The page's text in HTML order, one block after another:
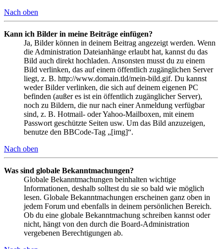
Nach oben
Kann ich Bilder in meine Beiträge einfügen?
Ja, Bilder können in deinem Beitrag angezeigt werden. Wenn
die Administration Dateianhänge erlaubt hat, kannst du das
Bild auch direkt hochladen. Ansonsten musst du zu einem
Bild verlinken, das auf einem öffentlich zugänglichen Server
liegt, z. B. http://www.domain.tld/mein-bild.gif. Du kannst
weder Bilder verlinken, die sich auf deinem eigenen PC
befinden (außer es ist ein öffentlich zugänglicher Server),
noch zu Bildern, die nur nach einer Anmeldung verfügbar
sind, z. B. Hotmail- oder Yahoo-Mailboxen, mit einem
Passwort geschützte Seiten usw. Um das Bild anzuzeigen,
benutze den BBCode-Tag „[img]“.
Nach oben
Was sind globale Bekanntmachungen?
Globale Bekanntmachungen beinhalten wichtige
Informationen, deshalb solltest du sie so bald wie möglich
lesen. Globale Bekanntmachungen erscheinen ganz oben in
jedem Forum und ebenfalls in deinem persönlichen Bereich.
Ob du eine globale Bekanntmachung schreiben kannst oder
nicht, hängt von den durch die Board-Administration
vergebenen Berechtigungen ab.